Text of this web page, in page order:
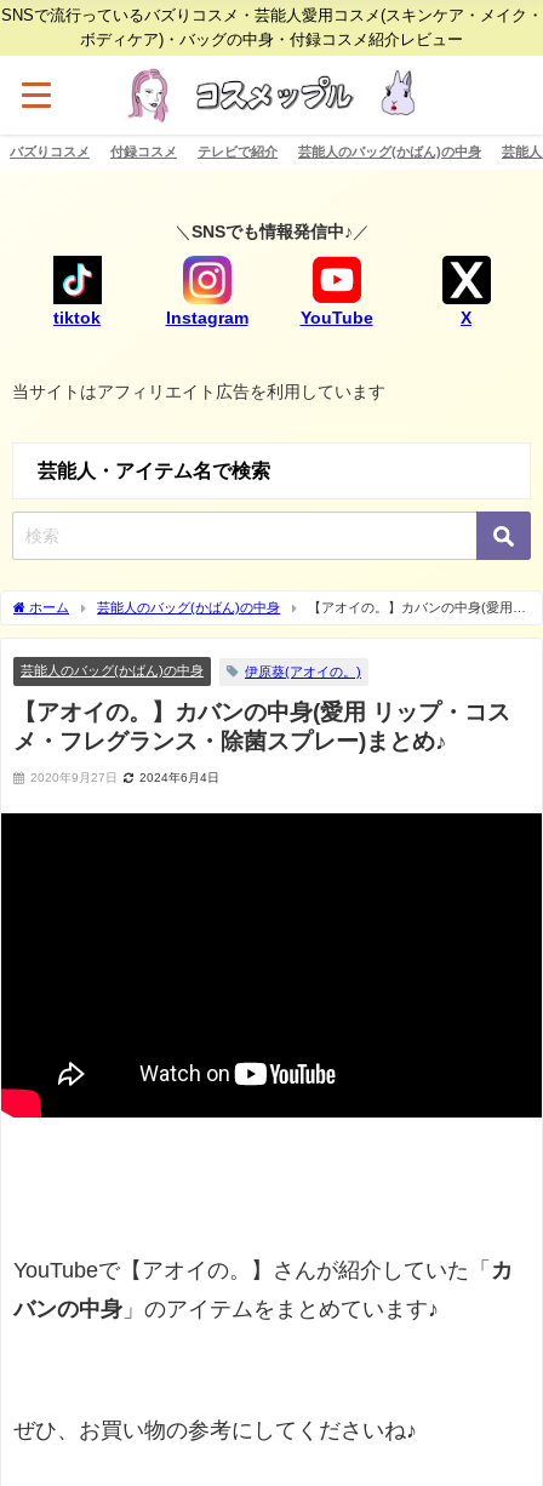
SNSで流行っているバズりコスメ・芸能人愛用コスメ(スキンケア・メイク・
ボディケア)・バッグの中身・付録コスメ紹介レビュー
バズりコスメ 付録コスメ テレビで紹介 芸能人のバッグ(かばん)の中身 芸能
＼ SNSでも情報発信中♪ ／
tiktok Instagram YouTube X
当サイトはアフィリエイト広告を利用しています
芸能人・アイテム名で検索
ホーム 芸能人のバッグ(かばん)の中身
【アオイの。】カバンの中身(愛用
リップ・コスメ・フレグランス・除菌スプレー)まとめ♪
芸能人のバッグ(かばん)の中身 伊原葵(アオイの。)
【アオイの。】カバンの中身(愛用 リップ・コス
メ・フレグランス・除菌スプレー)まとめ♪
2020年9月27日 2024年6月4日
YouTubeで【アオイの。】さんが紹介していた「 カ
バンの中身 」のアイテムをまとめています♪
ぜひ、お買い物の参考にしてくださいね♪